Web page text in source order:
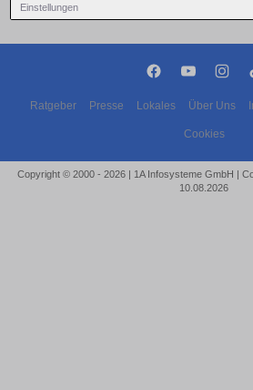
Einstellungen
Ratgeber Presse Lokales Über Uns
Cookies
Copyright © 2000 - 2026 | 1A Infosysteme GmbH |
10.08.2026